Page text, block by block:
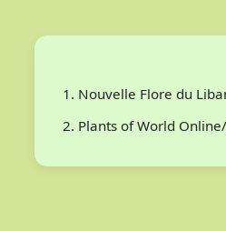
Nouvelle Flore du
Plants of World